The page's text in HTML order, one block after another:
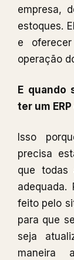
empresa,
estoques.
e
operação
E quando
ter um
Isso
precisa
que todas
feito pelo
para que
seja
maneira